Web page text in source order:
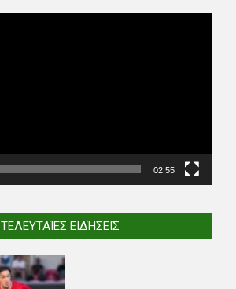
02:55
ΤΕΛΕΥΤΑΊΕΣ ΕΙΔΉΣΕΙΣ